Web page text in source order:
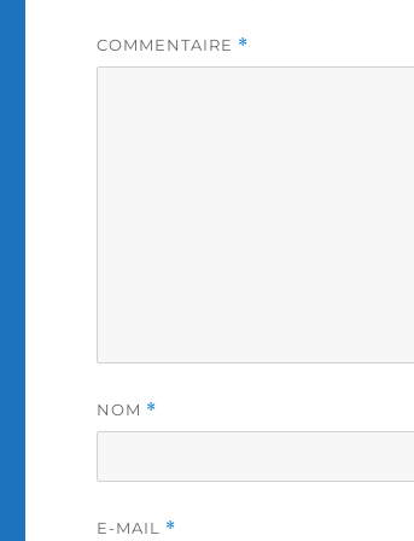
COMMENTAIRE *
NOM *
E-MAIL *